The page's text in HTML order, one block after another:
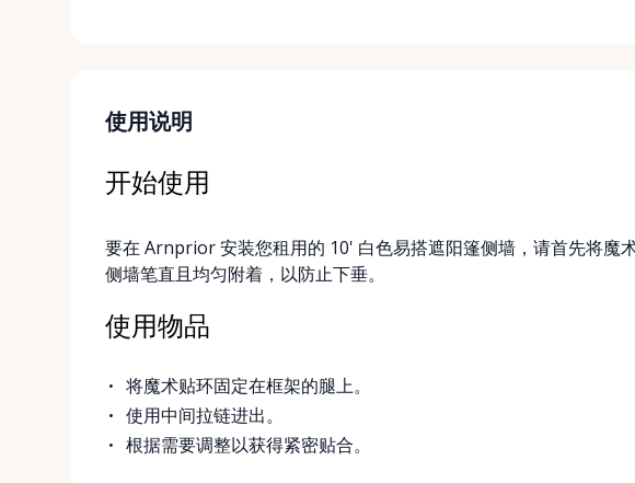
使用说明
开始使用
要在 Arnprior 安装您租用的 10' 白色易搭遮阳篷侧墙，请首先将魔
侧墙笔直且均匀附着，以防止下垂。
使用物品
将魔术贴环固定在框架的腿上。
使用中间拉链进出。
根据需要调整以获得紧密贴合。